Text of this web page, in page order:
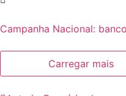
Campanha Nacional:
Carregar mais